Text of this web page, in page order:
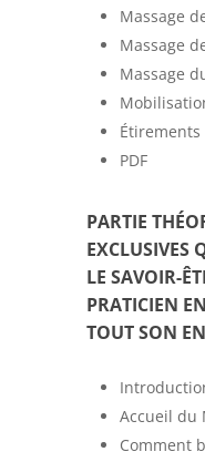
Massage
Massage
Massage
Étirements
PDF
PARTIE
EXCLUSIVES
LE SAVOIR-
PRATICIEN
TOUT SON
Accueil du
Comment